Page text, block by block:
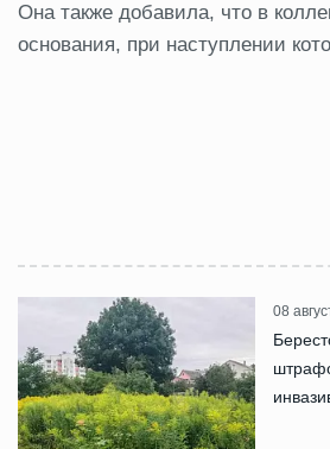
Она также добавила, что в
основания, при наступлении
08